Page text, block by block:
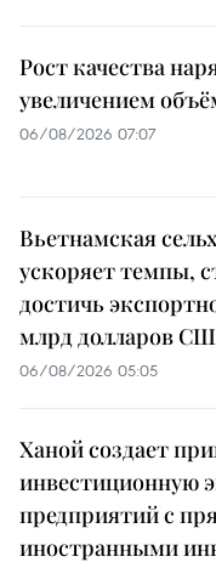
Рост качества
увеличением
06/08/2026 07:07
Вьетнамская
ускоряет темпы,
достичь
млрд долларов
06/08/2026 05:05
Ханой создает
инвестиционную
предприятий с
иностранными